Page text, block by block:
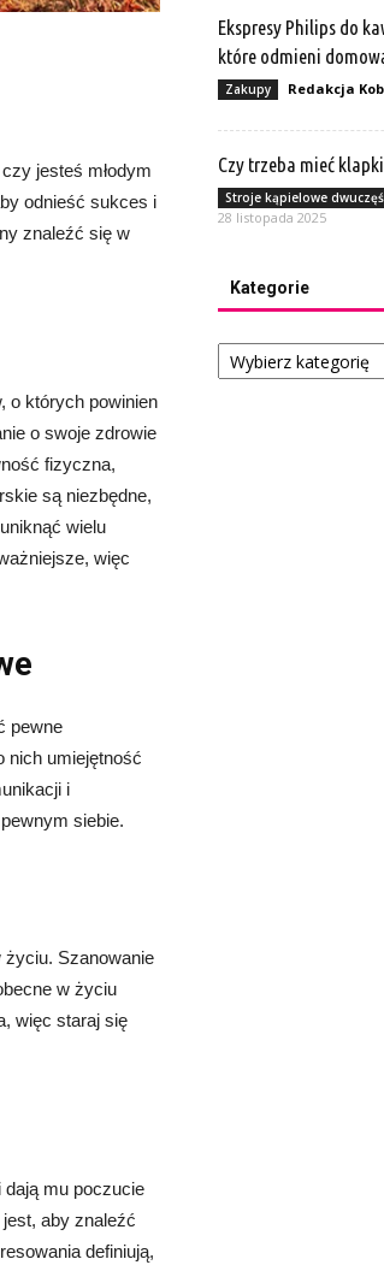
jesteś młodym
odnieść sukces i
znaleźć się w
o których powinien
o swoje zdrowie
fizyczna,
są niezbędne,
wielu
więc
pewne
nich umiejętność
i
siebie.
Szanowanie
w życiu
więc staraj się
mu poczucie
aby znaleźć
definiują,
Ekspresy Philips do
które odmieni
Zakupy Redakcja
Czy trzeba mieć
Stroje kąpielowe
28 listopada 2025
Kategorie
Kategorie